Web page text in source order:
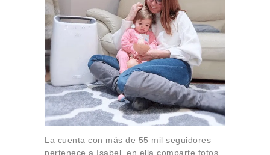
La cuenta con más de 55 mil seguidores
pertenece a Isabel, en ella comparte fotos